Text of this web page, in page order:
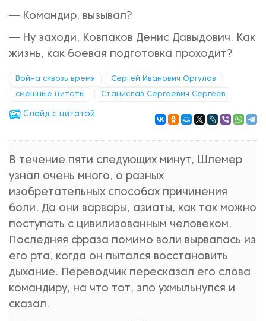
— Командир, вызывал?
— Ну заходи, Ковпаков Денис Давыдович. Как
жизнь, как боевая подготовка проходит?
Война сквозь время Сергей Иванович Оргулов
смешные цитаты Станислав Сергеевич Сергеев
Cлайд с цитатой
В течение пяти следующих минут, Шлемер
узнал очень много, о разных
изобретательных способах причинения
боли. Да они варвары, азиаты, как так можно
поступать с цивилизованным человеком.
Последняя фраза помимо воли вырвалась из
его рта, когда он пытался восстановить
дыхание. Переводчик пересказал его слова
командиру, на что тот, зло ухмыльнулся и
сказал.